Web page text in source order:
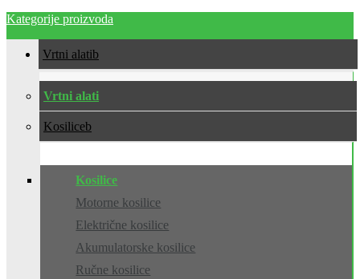
Kategorije proizvoda
Vrtni alati
Vrtni alati
Kosilice
Kosilice
Motorne kosilice
Električne kosilice
Akumulatorske kosilice
Ručne kosilice